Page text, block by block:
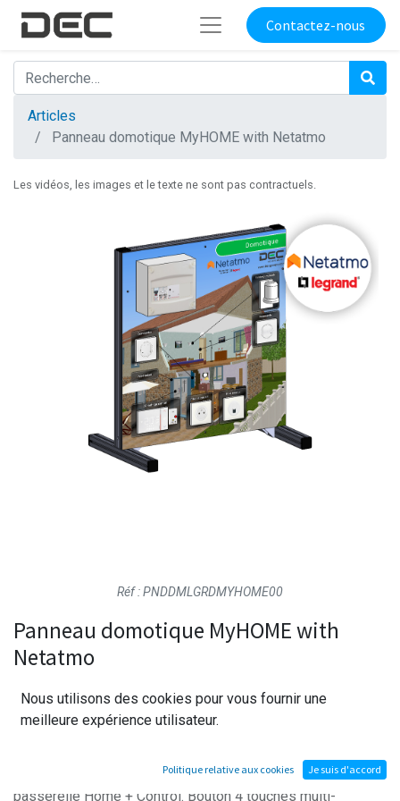
Contactez-nous
Articles
Panneau domotique MyHOME with Netatmo
Les vidéos, les images et le texte ne sont pas contractuels.
Réf : PNDDMLGRDMYHOME00
Panneau domotique MyHOME with
Netatmo
Conçu pour l'apprentissage de la domotique résidentielle
connectée, ce panneau MyHome Netatmo DEC réunit sur
roulant et thermostat de chauffage, tous pilotés via la
passerelle Home + Control. Bouton 4 touches multi-
Nous utilisons des cookies pour vous fournir une
meilleure expérience utilisateur.
Politique relative aux cookies Je suis d'accord